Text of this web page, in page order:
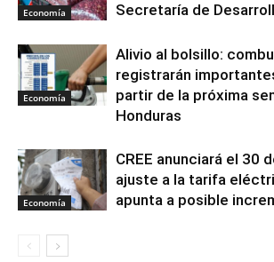
Economía
Secretaría de
Economía
Alivio al bolsillo:
registrarán
partir de la próxima
Honduras
Economía
CREE anunciará el 30
ajuste a la tarifa
apunta a posible